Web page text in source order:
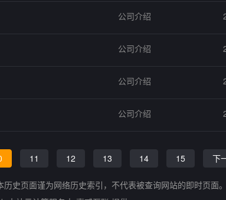
公司介绍
公司介绍
公司介绍
公司介绍
11 12 13 14 15 下
史页面谨为网络历史索引，不代表被查询网站的即时页面。